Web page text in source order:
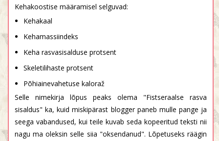
Kehakoostise määramisel selguvad:
Kehakaal
Kehamassiindeks
Keha rasvasisalduse protsent
Skeletilihaste protsent
Põhiainevahetuse kaloraž
Selle nimekirja lõpus peaks olema "Fistseraalse rasva
sisaldus" ka, kuid miskipärast blogger paneb mulle pange ja
seega vabandused, kui teile kuvab seda kopeeritud teksti nii
nagu ma oleksin selle siia "oksendanud". Lõpetuseks räägin